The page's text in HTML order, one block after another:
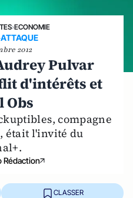
›ECONOMIE
2012
Pulvar
d'intérêts et
Obs
compagne
était l'invité du
Rédaction
CLASSER